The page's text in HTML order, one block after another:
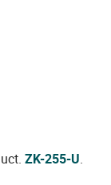
ZK-255-U.